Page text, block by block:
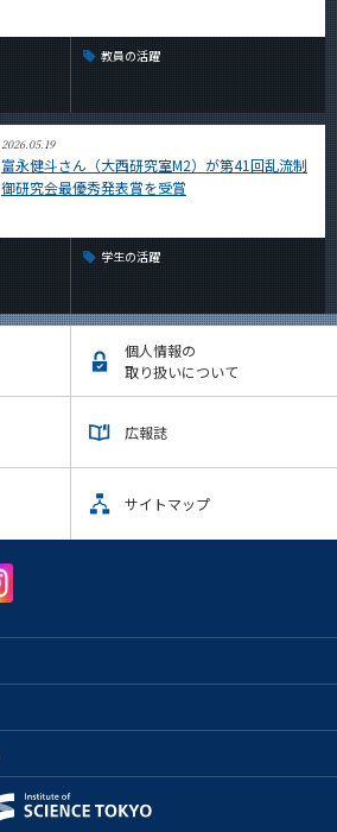
教員の活躍
2026.05.19
富永健斗さん（大西研究室M2）が第41回乱流制
御研究会最優秀発表賞を受賞
学生の活躍
個人情報の
取り扱いについて
広報誌
サイトマップ